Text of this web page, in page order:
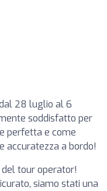
28 luglio al 6
soddisfatto per
perfetta e come
accuratezza a bordo!
tour operator!
siamo stati una